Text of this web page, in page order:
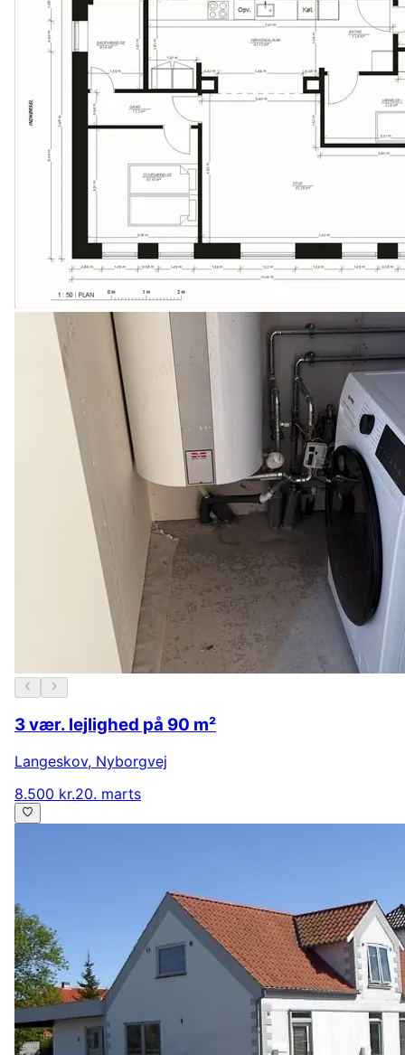
3 vær. lejlighed på 90 m²
Langeskov, Nyborgvej
8.500 kr.20. marts